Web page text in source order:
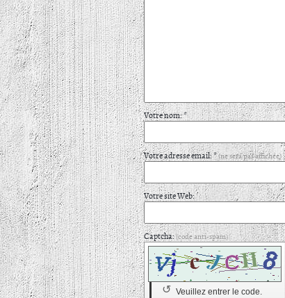
Votre nom: *
Votre adresse email: *(ne sera pas affichée)
Votre site Web:
Captcha:(code anti-spam)
Veuillez entrer le code.
↺